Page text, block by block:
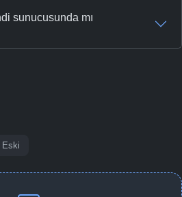
sunucusunda mı
Eski